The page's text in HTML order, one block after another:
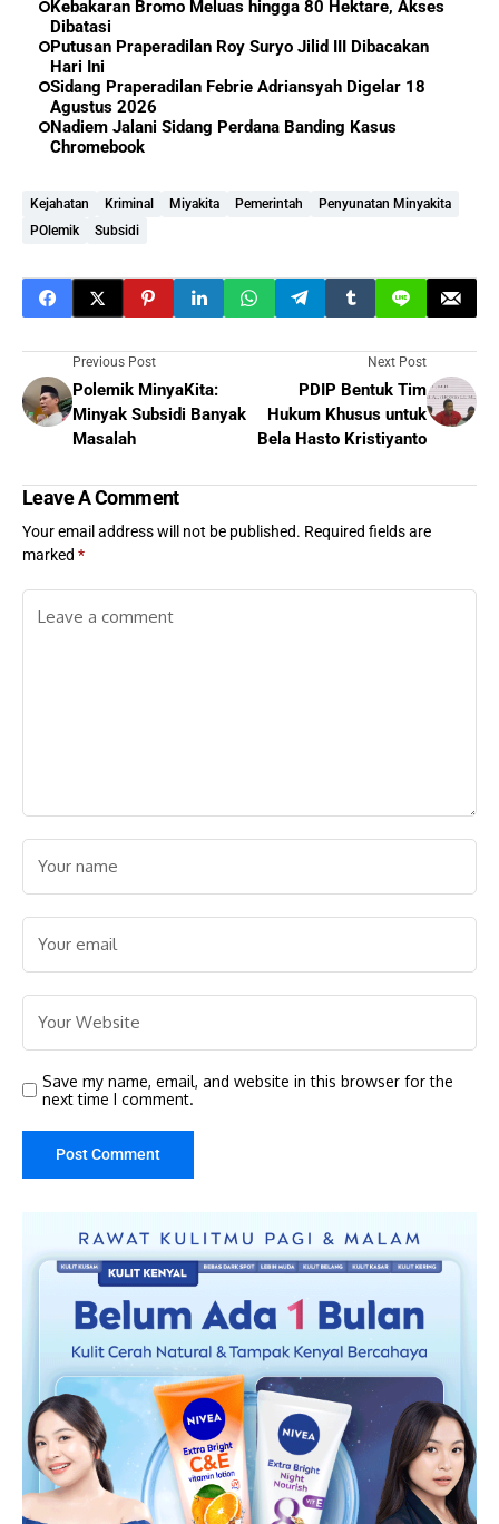
Kebakaran Bromo Meluas hingga 80 Hektare, Akses
Dibatasi
Putusan Praperadilan Roy Suryo Jilid III Dibacakan
Hari Ini
Sidang Praperadilan Febrie Adriansyah Digelar 18
Agustus 2026
Nadiem Jalani Sidang Perdana Banding Kasus
Chromebook
Kejahatan Kriminal Miyakita Pemerintah
Penyunatan Minyakita
POlemik
Subsidi
Previous Post
Polemik MinyaKita:
Minyak Subsidi Banyak
Masalah
Next Post
PDIP Bentuk Tim
Hukum Khusus untuk
Bela Hasto Kristiyanto
Leave A Comment
Your email address will not be published. Required fields are
marked *
Save my name, email, and website in this browser for the
next time I comment.